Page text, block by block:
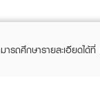
รถศึกษารายละเอียดได้ที่